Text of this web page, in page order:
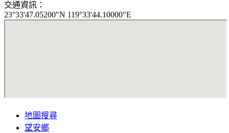
交通資訊：
23°33'47.05200"N 119°33'44.10000"E
地圖搜尋
望安鄉